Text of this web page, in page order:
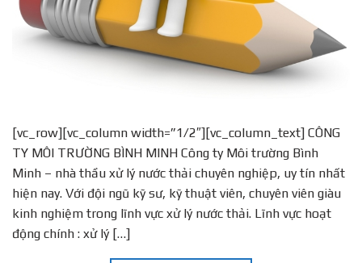
[vc_row][vc_column width=”1/2″][vc_column_text] CÔNG
TY MÔI TRƯỜNG BÌNH MINH Công ty Môi trường Bình
Minh – nhà thầu xử lý nước thải chuyên nghiệp, uy tín nhất
hiện nay. Với đội ngũ kỹ sư, kỹ thuật viên, chuyên viên giàu
kinh nghiệm trong lĩnh vực xử lý nước thải. Lĩnh vực hoạt
động chính : xử lý […]